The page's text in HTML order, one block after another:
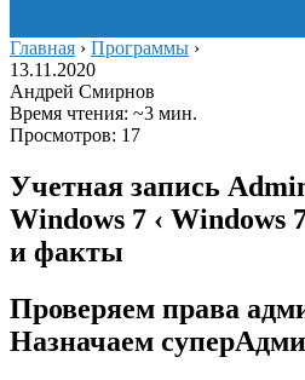
Главная › Программы ›
13.11.2020
Андрей Смирнов
Время чтения: ~3 мин.
Просмотров: 17
Учетная запись
Windows 7 ‹ Windows
и факты
Проверяем права
Назначаем